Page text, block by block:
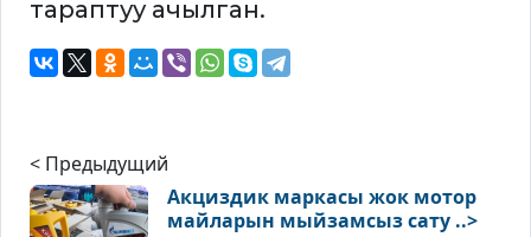
тараптуу ачылган.
< Предыдущий
Акциздик маркасы жок мотор
майларын мыйзамсыз сату ..>